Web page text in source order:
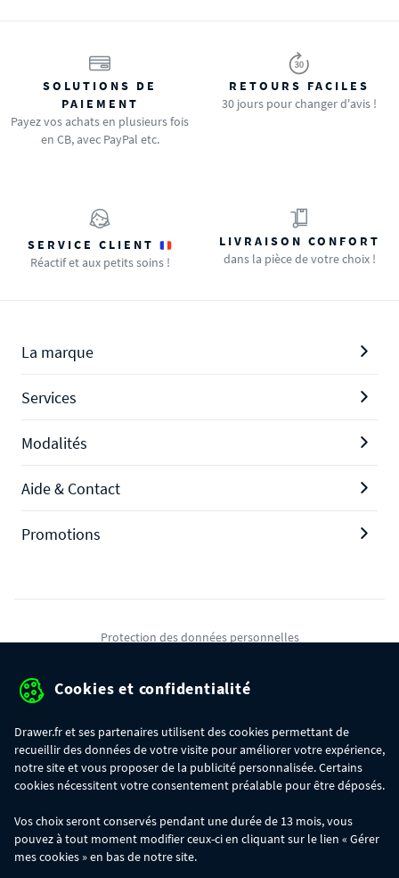
SOLUTIONS DE
PAIEMENT
Payez vos achats en plusieurs fois
en CB, avec PayPal etc.
RETOURS FACILES
30 jours pour changer d'avis !
SERVICE CLIENT
Réactif et aux petits soins !
LIVRAISON CONFORT
dans la pièce de votre choix !
La marque
Services
Modalités
Aide & Contact
Promotions
Protection des données personnelles
Gérer mes cookies
commande :
- 30€ sur votre commande dès 300€ d'achat, avec le code BIKINI30
- 50€ sur votre commande dès 500€ d'achat, avec le code BIKINI50
Cookies et confidentialité
Drawer.fr et ses partenaires utilisent des cookies permettant de
recueillir des données de votre visite pour améliorer votre expérience,
notre site et vous proposer de la publicité personnalisée. Certains
cookies nécessitent votre consentement préalable pour être déposés.
Vos choix seront conservés pendant une durée de 13 mois, vous
pouvez à tout moment modifier ceux-ci en cliquant sur le lien « Gérer
mes cookies » en bas de notre site.